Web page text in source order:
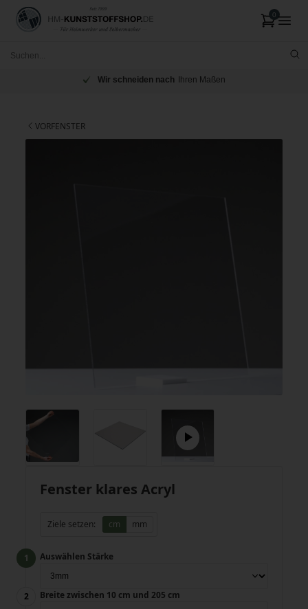
Wir schneiden nach Ihren Maßen
VORFENSTER
Fenster klares Acryl
Ziele setzen: cm mm
Auswählen Stärke
Breite zwischen 10 cm und 205 cm